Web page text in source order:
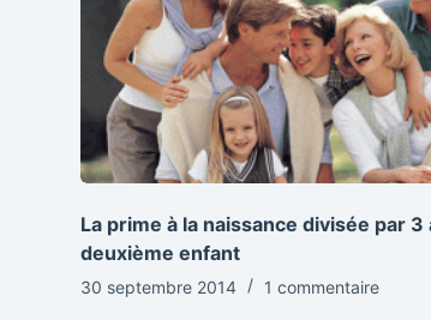
La prime à la naissance divisée par 3
deuxième enfant
30 septembre 2014 1 commentaire